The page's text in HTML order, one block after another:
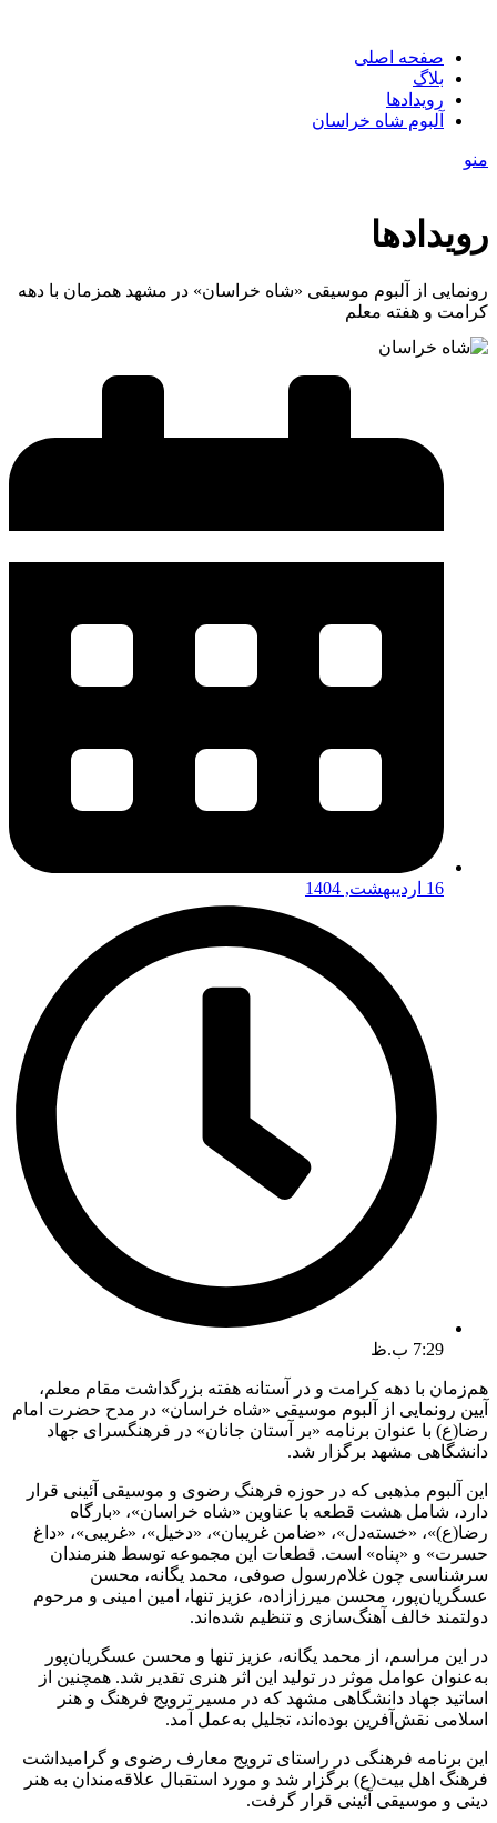
صفحه اصلی
بلاگ
رویدادها
آلبوم شاه خراسان
منو
رویدادها
رونمایی از آلبوم موسیقی «شاه خراسان» در مشهد همزمان با دهه
کرامت و هفته معلم
16 اردیبهشت, 1404
7:29 ب.ظ
هم‌زمان با دهه کرامت و در آستانه هفته بزرگداشت مقام معلم،
آیین رونمایی از آلبوم موسیقی «شاه خراسان» در مدح حضرت امام
رضا(ع) با عنوان برنامه «بر آستان جانان» در فرهنگسرای جهاد
دانشگاهی مشهد برگزار شد.
این آلبوم مذهبی که در حوزه فرهنگ رضوی و موسیقی آئینی قرار
دارد، شامل هشت قطعه با عناوین «شاه خراسان»، «بارگاه
رضا(ع)»، «خسته‌دل»، «ضامن غریبان»، «دخیل»، «غریبی»، «داغ
حسرت» و «پناه» است. قطعات این مجموعه توسط هنرمندان
سرشناسی چون غلام‌رسول صوفی، محمد یگانه، محسن
عسگریان‌پور، محسن میرزازاده، عزیز تنها، امین امینی و مرحوم
دولتمند خالف آهنگ‌سازی و تنظیم شده‌اند.
در این مراسم، از محمد یگانه، عزیز تنها و محسن عسگریان‌پور
به‌عنوان عوامل موثر در تولید این اثر هنری تقدیر شد. همچنین از
اساتید جهاد دانشگاهی مشهد که در مسیر ترویج فرهنگ و هنر
اسلامی نقش‌آفرین بوده‌اند، تجلیل به‌عمل آمد.
این برنامه فرهنگی در راستای ترویج معارف رضوی و گرامیداشت
فرهنگ اهل بیت(ع) برگزار شد و مورد استقبال علاقه‌مندان به هنر
دینی و موسیقی آئینی قرار گرفت.